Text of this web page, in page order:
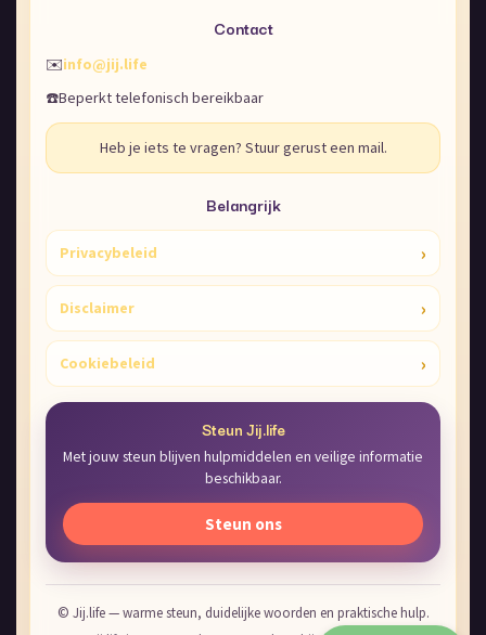
Contact
✉️info@jij.life
☎️Beperkt telefonisch bereikbaar
Heb je iets te vragen? Stuur gerust een mail.
Belangrijk
Privacybeleid ›
Disclaimer ›
Cookiebeleid ›
Steun Jij.life
Met jouw steun blijven hulpmiddelen en veilige informatie
beschikbaar.
Steun ons
© Jij.life — warme steun, duidelijke woorden en praktische hulp.